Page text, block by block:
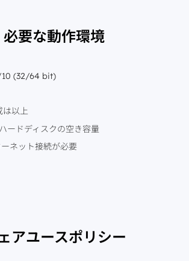
必要な動作環境
(32/64 bit)
は以上
ードディスクの空き容量
ネット接続が必要
アユースポリシー